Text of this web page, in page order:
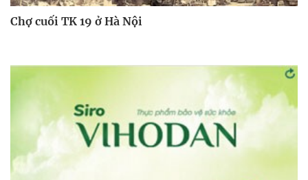
Chợ cuối TK 19 ở Hà Nội